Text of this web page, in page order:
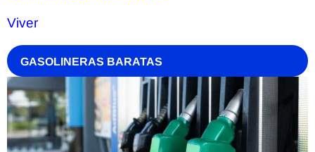
Viver
GASOLINERAS BARATAS